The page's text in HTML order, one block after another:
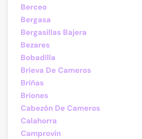
Berceo
Bergasa
Bergasillas Bajera
Bezares
Bobadilla
Brieva De Cameros
Briñas
Briones
Cabezón De Cameros
Calahorra
Camprovín